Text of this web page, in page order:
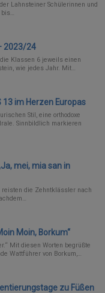
Lahnsteiner Schülerinnen und
bis…
2023/24
Klassen 6 jeweils einen
wie jedes Jahr. Mit…
im Herzen Europas
Stil, eine orthodoxe
Sinnbildlich markieren
mei, mia san in
reisten die Zehntklässler nach
Moin, Borkum“
Mit diesen Worten begrüßte
Wattführer von Borkum,…
zu Füßen